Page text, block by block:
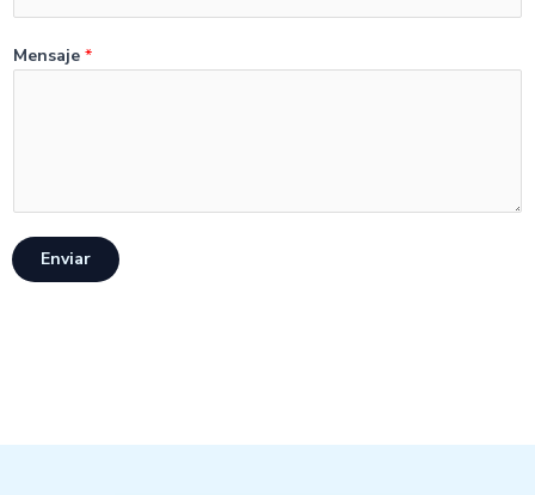
Mensaje *
Enviar